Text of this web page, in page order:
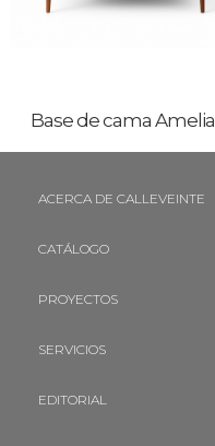
Base de cama Amelia
ACERCA DE CALLEVEINTE
CATÁLOGO
PROYECTOS
SERVICIOS
EDITORIAL